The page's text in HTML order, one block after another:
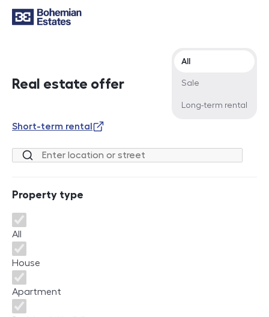
Real estate offer
Offer type
All
Sale
Long-term rental
Short-term rental
Location or street
Property type
Property type
All
House
Apartment